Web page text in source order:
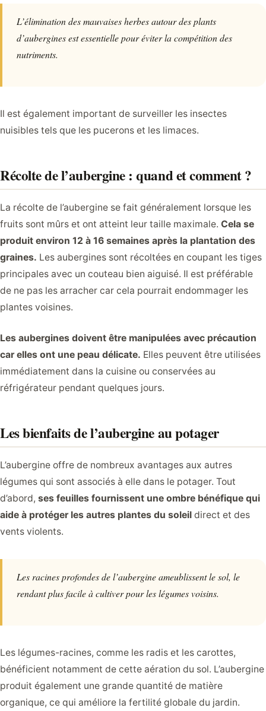
L’élimination des mauvaises herbes autour des plants
d’aubergines est essentielle pour éviter la compétition des
nutriments.
Il est également important de surveiller les insectes
nuisibles tels que les pucerons et les limaces.
Récolte de l’aubergine : quand et comment ?
La récolte de l’aubergine se fait généralement lorsque les
fruits sont mûrs et ont atteint leur taille maximale. Cela se
produit environ 12 à 16 semaines après la plantation des
graines. Les aubergines sont récoltées en coupant les tiges
principales avec un couteau bien aiguisé. Il est préférable
de ne pas les arracher car cela pourrait endommager les
plantes voisines.
Les aubergines doivent être manipulées avec précaution
car elles ont une peau délicate. Elles peuvent être utilisées
immédiatement dans la cuisine ou conservées au
réfrigérateur pendant quelques jours.
Les bienfaits de l’aubergine au potager
L’aubergine offre de nombreux avantages aux autres
légumes qui sont associés à elle dans le potager. Tout
d’abord, ses feuilles fournissent une ombre bénéfique qui
aide à protéger les autres plantes du soleil direct et des
vents violents.
Les racines profondes de l’aubergine ameublissent le sol, le
rendant plus facile à cultiver pour les légumes voisins.
Les légumes-racines, comme les radis et les carottes,
bénéficient notamment de cette aération du sol. L’aubergine
produit également une grande quantité de matière
organique, ce qui améliore la fertilité globale du jardin.